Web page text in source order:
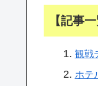
【記事一
観戦
ホテ